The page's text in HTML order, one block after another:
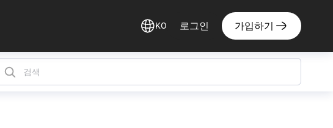
KO 로그인 가입하기